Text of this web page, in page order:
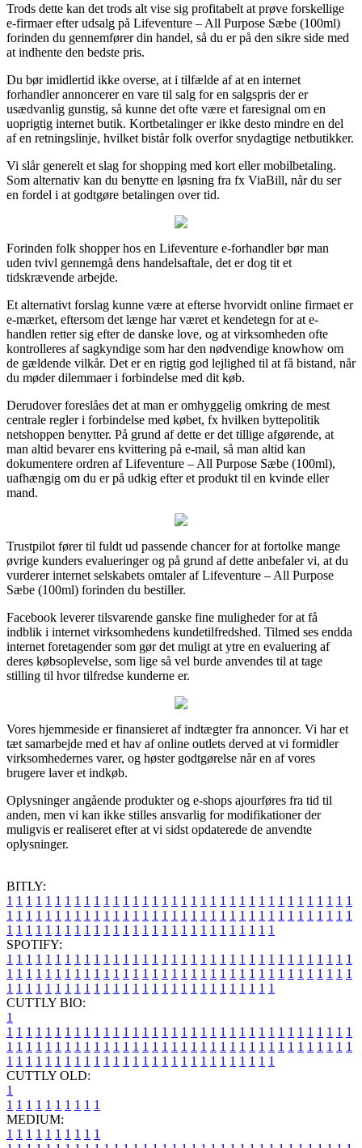
Trods dette kan det trods alt vise sig profitabelt at prøve forskellige
e-firmaer efter udsalg på Lifeventure – All Purpose Sæbe (100ml)
forinden du gennemfører din handel, så du er på den sikre side med
at indhente den bedste pris.
Du bør imidlertid ikke overse, at i tilfælde af at en internet
forhandler annoncerer en vare til salg for en salgspris der er
usædvanlig gunstig, så kunne det ofte være et faresignal om en
uoprigtig internet butik. Kortbetalinger er ikke desto mindre en del
af en retningslinje, hvilket bistår folk overfor snydagtige netbutikker.
Vi slår generelt et slag for shopping med kort eller mobilbetaling.
Som alternativ kan du benytte en løsning fra fx ViaBill, når du ser
en fordel i at godtgøre betalingen over tid.
Forinden folk shopper hos en Lifeventure e-forhandler bør man
uden tvivl gennemgå dens handelsaftale, det er dog tit et
tidskrævende arbejde.
Et alternativt forslag kunne være at efterse hvorvidt online firmaet er
e-mærket, eftersom det længe har været et kendetegn for at e-
handlen retter sig efter de danske love, og at virksomheden ofte
kontrolleres af sagkyndige som har den nødvendige knowhow om
de gældende vilkår. Det er en rigtig god lejlighed til at få bistand, når
du møder dilemmaer i forbindelse med dit køb.
Derudover foreslåes det at man er omhyggelig omkring de mest
centrale regler i forbindelse med købet, fx hvilken byttepolitik
netshoppen benytter. På grund af dette er det tillige afgørende, at
man altid bevarer ens kvittering på e-mail, så man altid kan
dokumentere ordren af Lifeventure – All Purpose Sæbe (100ml),
uafhængig om du er på udkig efter et produkt til en kvinde eller
mand.
Trustpilot fører til fuldt ud passende chancer for at fortolke mange
øvrige kunders evalueringer og på grund af dette anbefaler vi, at du
vurderer internet selskabets omtaler af Lifeventure – All Purpose
Sæbe (100ml) forinden du bestiller.
Facebook leverer tilsvarende ganske fine muligheder for at få
indblik i internet virksomhedens kundetilfredshed. Tilmed ses endda
internet foretagender som gør det muligt at ytre en evaluering af
deres købsoplevelse, som lige så vel burde anvendes til at tage
stilling til hvor tilfredse kunderne er.
Vores hjemmeside er finansieret af indtægter fra annoncer. Vi har et
tæt samarbejde med et hav af online outlets derved at vi formidler
virksomhedernes varer, og høster godtgørelse når en af vores
brugere laver et indkøb.
Oplysninger angående produkter og e-shops ajourføres fra tid til
anden, men vi kan ikke stilles ansvarlig for modifikationer der
muligvis er realiseret efter at vi sidst opdaterede de anvendte
oplysninger.
BITLY:
1 1 1 1 1 1 1 1 1 1 1 1 1 1 1 1 1 1 1 1 1 1 1 1 1 1 1 1 1 1 1 1 1 1 1 1
1 1 1 1 1 1 1 1 1 1 1 1 1 1 1 1 1 1 1 1 1 1 1 1 1 1 1 1 1 1 1 1 1 1 1 1
1 1 1 1 1 1 1 1 1 1 1 1 1 1 1 1 1 1 1 1 1 1 1 1 1 1 1 1
SPOTIFY:
1 1 1 1 1 1 1 1 1 1 1 1 1 1 1 1 1 1 1 1 1 1 1 1 1 1 1 1 1 1 1 1 1 1 1 1
1 1 1 1 1 1 1 1 1 1 1 1 1 1 1 1 1 1 1 1 1 1 1 1 1 1 1 1 1 1 1 1 1 1 1 1
1 1 1 1 1 1 1 1 1 1 1 1 1 1 1 1 1 1 1 1 1 1 1 1 1 1 1 1
CUTTLY BIO:
1
1 1 1 1 1 1 1 1 1 1 1 1 1 1 1 1 1 1 1 1 1 1 1 1 1 1 1 1 1 1 1 1 1 1 1 1
1 1 1 1 1 1 1 1 1 1 1 1 1 1 1 1 1 1 1 1 1 1 1 1 1 1 1 1 1 1 1 1 1 1 1 1
1 1 1 1 1 1 1 1 1 1 1 1 1 1 1 1 1 1 1 1 1 1 1 1 1 1 1 1
CUTTLY OLD:
1
1 1 1 1 1 1 1 1 1 1
MEDIUM:
1 1 1 1 1 1 1 1 1 1